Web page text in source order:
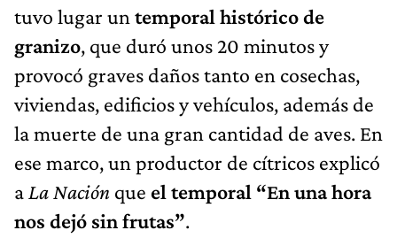
tuvo lugar un temporal histórico de
granizo, que duró unos 20 minutos y
provocó graves daños tanto en cosechas,
viviendas, edificios y vehículos, además de
la muerte de una gran cantidad de aves. En
ese marco, un productor de cítricos explicó
a La Nación que el temporal “En una hora
nos dejó sin frutas”.